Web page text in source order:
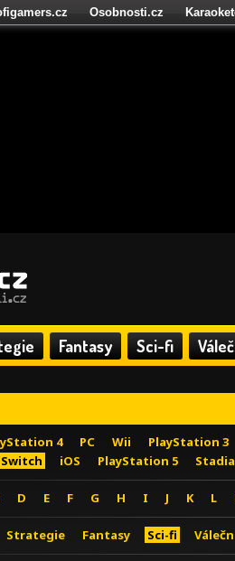
Fantasy Sci-fi
4 PC Wii PlayStation 3
Switch iOS PlayStation 5 Stadia
D E F G H I J K L
Strategie Fantasy Sci-fi
Osobnosti.cz